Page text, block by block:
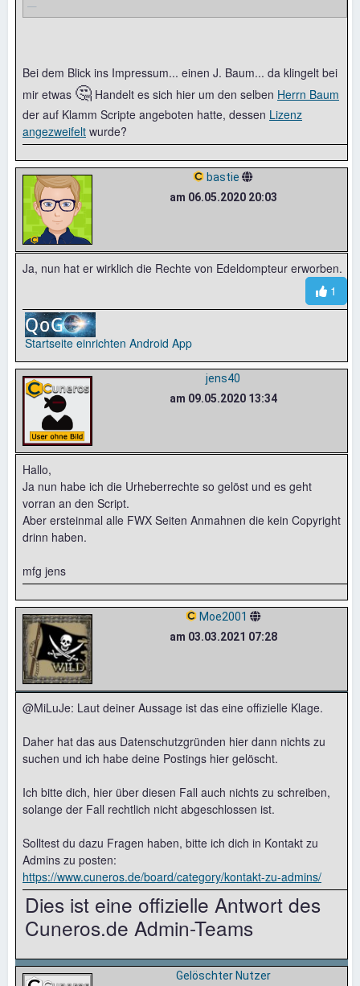
Bei dem Blick ins Impressum... einen J. Baum... da klingelt bei
mir etwas 🤔 Handelt es sich hier um den selben Herrn Baum
der auf Klamm Scripte angeboten hatte, dessen Lizenz
angezweifelt wurde?
bastie
am 06.05.2020 20:03
Ja, nun hat er wirklich die Rechte von Edeldompteur erworben.
1
Startseite einrichten Android App
jens40
am 09.05.2020 13:34
Hallo,
Ja nun habe ich die Urheberrechte so gelöst und es geht
vorran an den Script.
Aber ersteinmal alle FWX Seiten Anmahnen die kein Copyright
drinn haben.
mfg jens
Moe2001
am 03.03.2021 07:28
@MiLuJe: Laut deiner Aussage ist das eine offizielle Klage.
Daher hat das aus Datenschutzgründen hier dann nichts zu
suchen und ich habe deine Postings hier gelöscht.
Ich bitte dich, hier über diesen Fall auch nichts zu schreiben,
solange der Fall rechtlich nicht abgeschlossen ist.
Solltest du dazu Fragen haben, bitte ich dich in Kontakt zu
Admins zu posten:
https://www.cuneros.de/board/category/kontakt-zu-admins/
Dies ist eine offizielle Antwort des
Cuneros.de Admin-Teams
Gelöschter Nutzer